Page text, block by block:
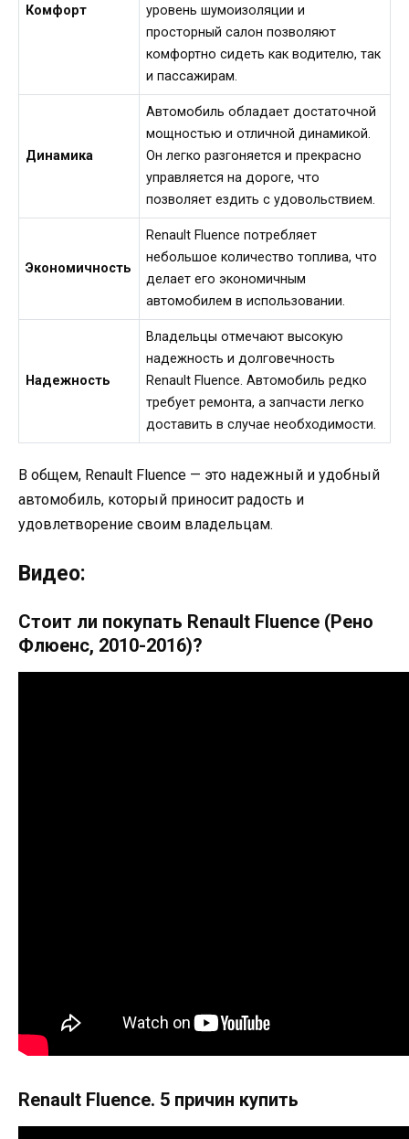
Комфорт
уровень шумоизоляции и
просторный салон позволяют
комфортно сидеть как водителю, так
и пассажирам.
Динамика
Автомобиль обладает достаточной
мощностью и отличной динамикой.
Он легко разгоняется и прекрасно
управляется на дороге, что
позволяет ездить с удовольствием.
Экономичность
Renault Fluence потребляет
небольшое количество топлива, что
делает его экономичным
автомобилем в использовании.
Надежность
Владельцы отмечают высокую
надежность и долговечность
Renault Fluence. Автомобиль редко
требует ремонта, а запчасти легко
доставить в случае необходимости.
В общем, Renault Fluence — это надежный и удобный
автомобиль, который приносит радость и
удовлетворение своим владельцам.
Видео:
Стоит ли покупать Renault Fluence (Рено
Флюенс, 2010-2016)?
Renault Fluence. 5 причин купить